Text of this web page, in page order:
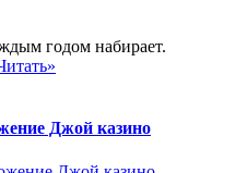
годом набирает.
Джой казино